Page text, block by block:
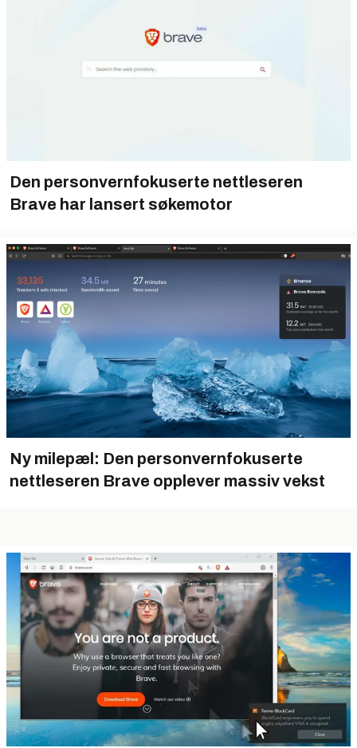
Den personvernfokuserte nettleseren
Brave har lansert søkemotor
Ny milepæl: Den personvernfokuserte
nettleseren Brave opplever massiv vekst